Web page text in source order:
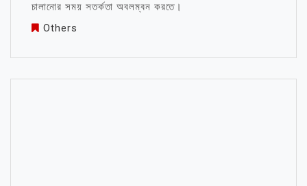
চালানোর সময় সতর্কতা অবলম্বন করতে।
Others